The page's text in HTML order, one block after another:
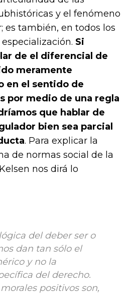
y el fenómeno
es también, en todos los
Si
de el diferencial de
meramente
en el sentido de
por medio de una regla
que hablar de
bien sea parcial
. Para explicar la
de normas social de la
nos dirá lo
del deber ser o
dan tan sólo el
y no la
del derecho.
positivos son,